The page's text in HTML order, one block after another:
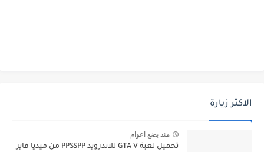
الاكثر زيارة
منذ بضع اعوام
تحميل لعبة GTA V للاندرويد PPSSPP من ميديا فاير